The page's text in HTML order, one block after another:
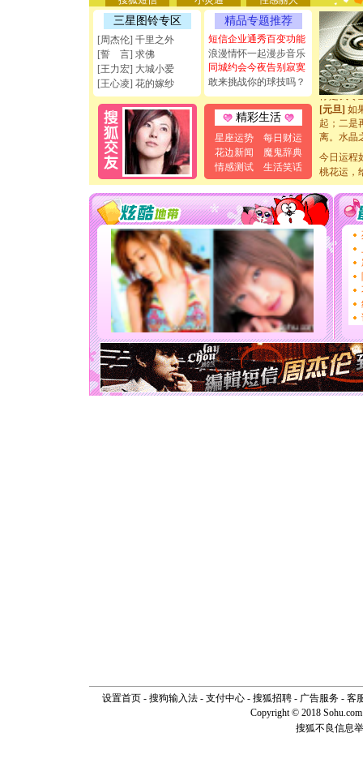
三星图铃专区
[周杰伦] 千里之外
[誓 言] 求佛
[王力宏] 大城小爱
[王心凌] 花的嫁纱
精品专题推荐
短信企业通秀百变功能
浪漫情怀一起漫步音乐
同城约会今夜告别寂寞
敢来挑战你的球技吗？
精彩生活
星座运势
每日财运
花边新闻
魔鬼辞典
情感测试
生活笑话
能正大光
天都要快
[圣诞节]
如意,快
[元旦]看
断电。爱
你是我专
[元旦] 如
起；二是
离。水晶
泣，这痛
卖了。水
[春节]风
颜！冬去
道一声
[春节] 传
片叶子
送你一
[圣诞节]
你太多
要平安
[圣诞节]
能正大
天都要快
[圣诞节]
如意,快
[元旦]看
断电。爱
今日运程
桃花运，
设置首页- 搜狗输入法- 支付中心- 搜狐招聘- 广告服务- 客
Copyright © 2018
搜狐不良信息